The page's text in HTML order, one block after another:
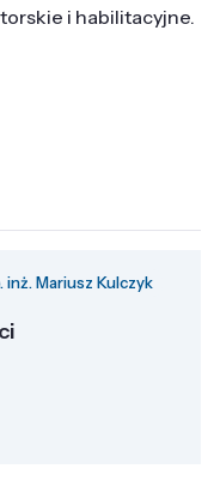
i habilitacyjne.
inż. Mariusz Kulczyk